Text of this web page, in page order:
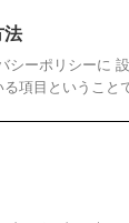
法
ーポリシーに
項目ということ